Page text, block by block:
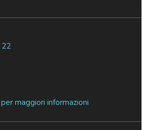
22
maggiori informazioni